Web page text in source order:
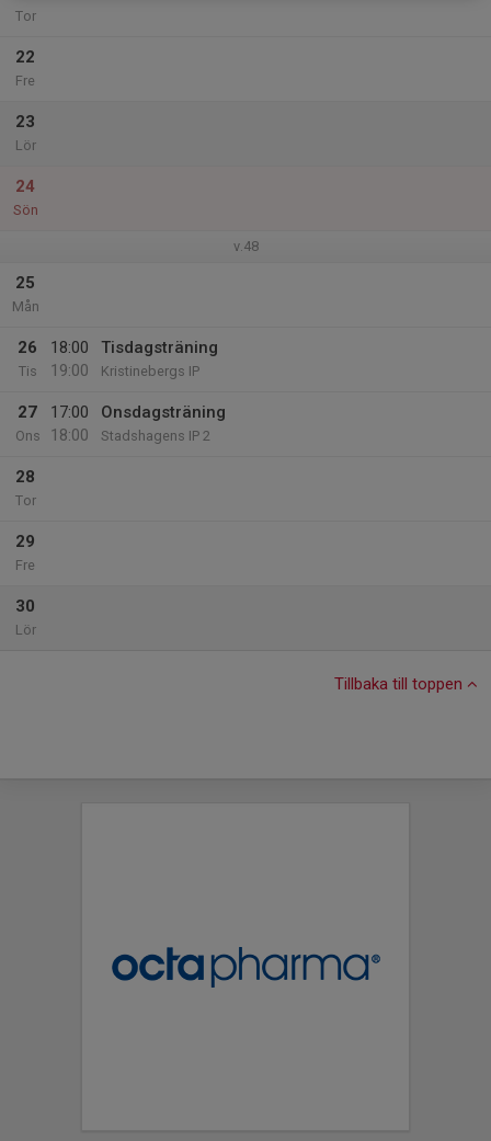
Tor
22
Fre
23
Lör
24
Sön
v.48
25
Mån
26
Tis
18:00
19:00
Tisdagsträning
Kristinebergs IP
27
Ons
17:00
18:00
Onsdagsträning
Stadshagens IP 2
28
Tor
29
Fre
30
Lör
Tillbaka till toppen